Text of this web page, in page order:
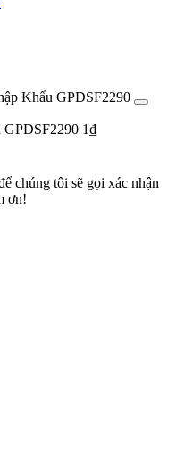
Khẩu GPDSF2290
GPDSF2290 1₫
chúng tôi sẽ gọi xác nhận
ơn!